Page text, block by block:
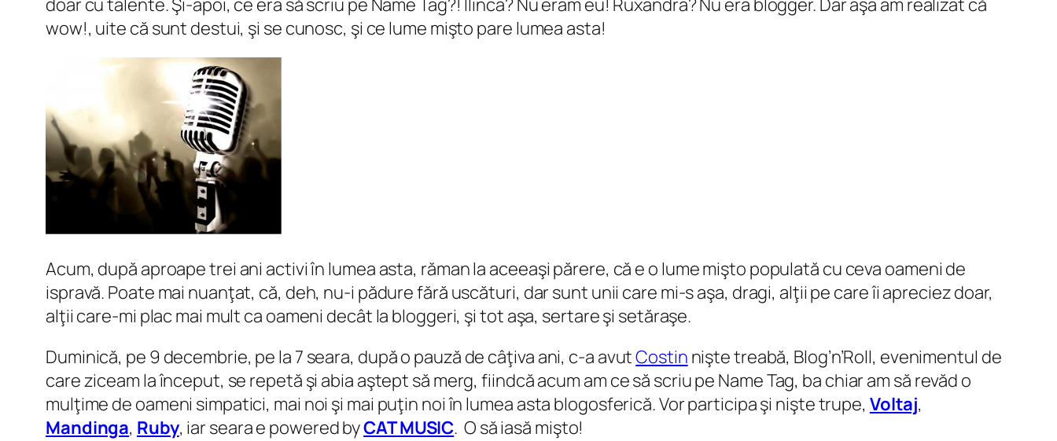
doar cu talente. Şi-apoi, ce era să scriu pe Name Tag?! Ilinca? Nu eram eu! Ruxandra? Nu era blogger. Dar aşa am realizat că
wow!, uite că sunt destui, şi se cunosc, şi ce lume mişto pare lumea asta!
Acum, după aproape trei ani activi în lumea asta, răman la aceeaşi părere, că e o lume mişto populată cu ceva oameni de
ispravă. Poate mai nuanţat, că, deh, nu-i pădure fără uscături, dar sunt unii care mi-s aşa, dragi, alţii pe care îi apreciez doar,
alţii care-mi plac mai mult ca oameni decât la bloggeri, şi tot aşa, sertare şi setăraşe.
Duminică, pe 9 decembrie, pe la 7 seara, după o pauză de câţiva ani, c-a avutCostin nişte treabă, Blog’n’Roll, evenimentul de
care ziceam la început, se repetă şi abia aştept să merg, fiindcă acum am ce să scriu pe Name Tag, ba chiar am să revăd o
mulţime de oameni simpatici, mai noi şi mai puţin noi în lumea asta blogosferică. Vor participa şi nişte trupe, Voltaj,
Mandinga, Ruby, iar seara e powered byCAT MUSIC. O să iasă mişto!